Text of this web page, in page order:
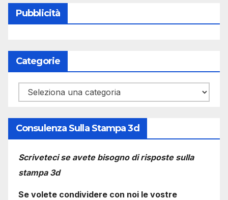
Pubblicità
Categorie
Categorie
Consulenza Sulla Stampa 3d
Scriveteci se avete bisogno di risposte sulla
stampa 3d
Se volete condividere con noi le vostre